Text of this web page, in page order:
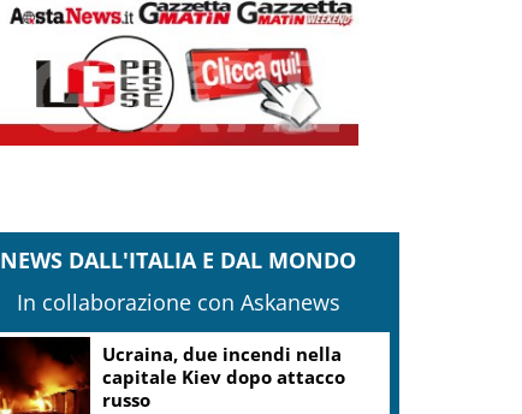
NEWS DALL'ITALIA E DAL MONDO
In collaborazione con Askanews
Ucraina, due incendi nella
capitale Kiev dopo attacco
russo